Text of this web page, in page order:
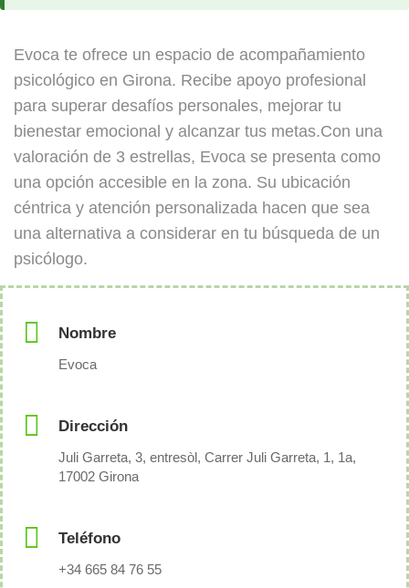
Evoca te ofrece un espacio de acompañamiento
psicológico en Girona. Recibe apoyo profesional
para superar desafíos personales, mejorar tu
bienestar emocional y alcanzar tus metas.Con una
valoración de 3 estrellas, Evoca se presenta como
una opción accesible en la zona. Su ubicación
céntrica y atención personalizada hacen que sea
una alternativa a considerar en tu búsqueda de un
psicólogo.
Nombre
Evoca
Dirección
Juli Garreta, 3, entresòl, Carrer Juli Garreta, 1, 1a,
17002 Girona
Teléfono
+34 665 84 76 55